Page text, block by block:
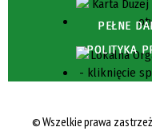
PEŁNE
POLITYKA
© Wszelkie prawa